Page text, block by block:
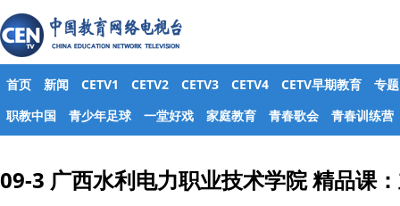
首页 新闻 CETV1 CETV2 CETV3 CETV4 CETV早期教育
专题
职教中国
青少年足球 一堂好戏 家庭教育 青春歌会 青春训练营
09-3 广西水利电力职业技术学院 精品课